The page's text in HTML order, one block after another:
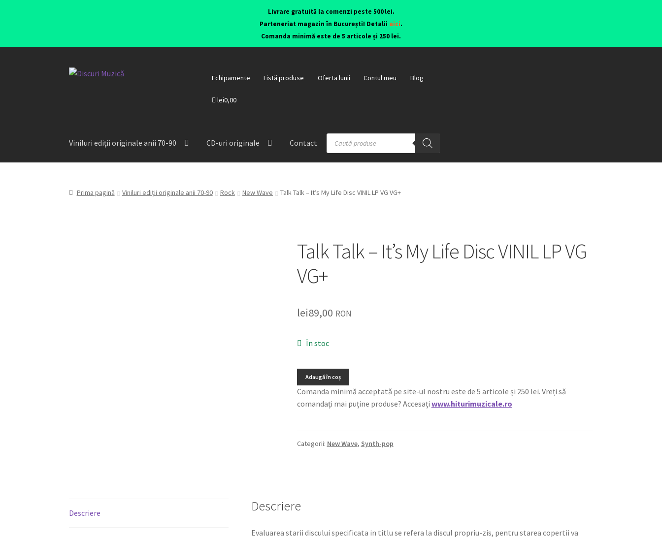
Livrare gratuită la comenzi peste 500 lei.
Parteneriat magazin în București! Detalii aici.
Comanda minimă este de 5 articole și 250 lei.
Echipamente Listă produse Oferta lunii Contul meu Blog
lei0,00
Viniluri ediții originale anii 70-90 CD-uri originale Contact
Prima pagină Viniluri ediții originale anii 70-90 Rock New Wave Talk Talk – It’s My Life Disc VINIL LP VG VG+
Talk Talk – It’s My Life Disc VINIL LP VG
VG+
lei89,00 RON
În stoc
Adaugă în coș
Comanda minimă acceptată pe site-ul nostru este de 5 articole și 250 lei. Vreți să
comandați mai puține produse? Accesați www.hiturimuzicale.ro
Categorii: New Wave, Synth-pop
Descriere Descriere
Evaluarea starii discului specificata in titlu se refera la discul propriu-zis, pentru starea copertii va